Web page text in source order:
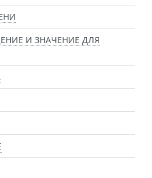
И ЗНАЧЕНИЕ ДЛЯ